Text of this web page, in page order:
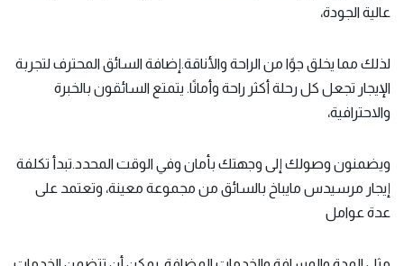
عالية الجودة،
لذلك مما يخلق جوًا من الراحة والأناقة.إضافة السائق المحترف لتجربة
الإيجار تجعل كل رحلة أكثر راحة وأمانًا. يتمتع السائقون بالخبرة
والاحترافية،
ويضمنون وصولك إلى وجهتك بأمان وفي الوقت المحدد.تبدأ تكلفة
إيجار مرسيدس مايباخ بالسائق من مجموعة معينة، وتعتمد على
عدة عوامل